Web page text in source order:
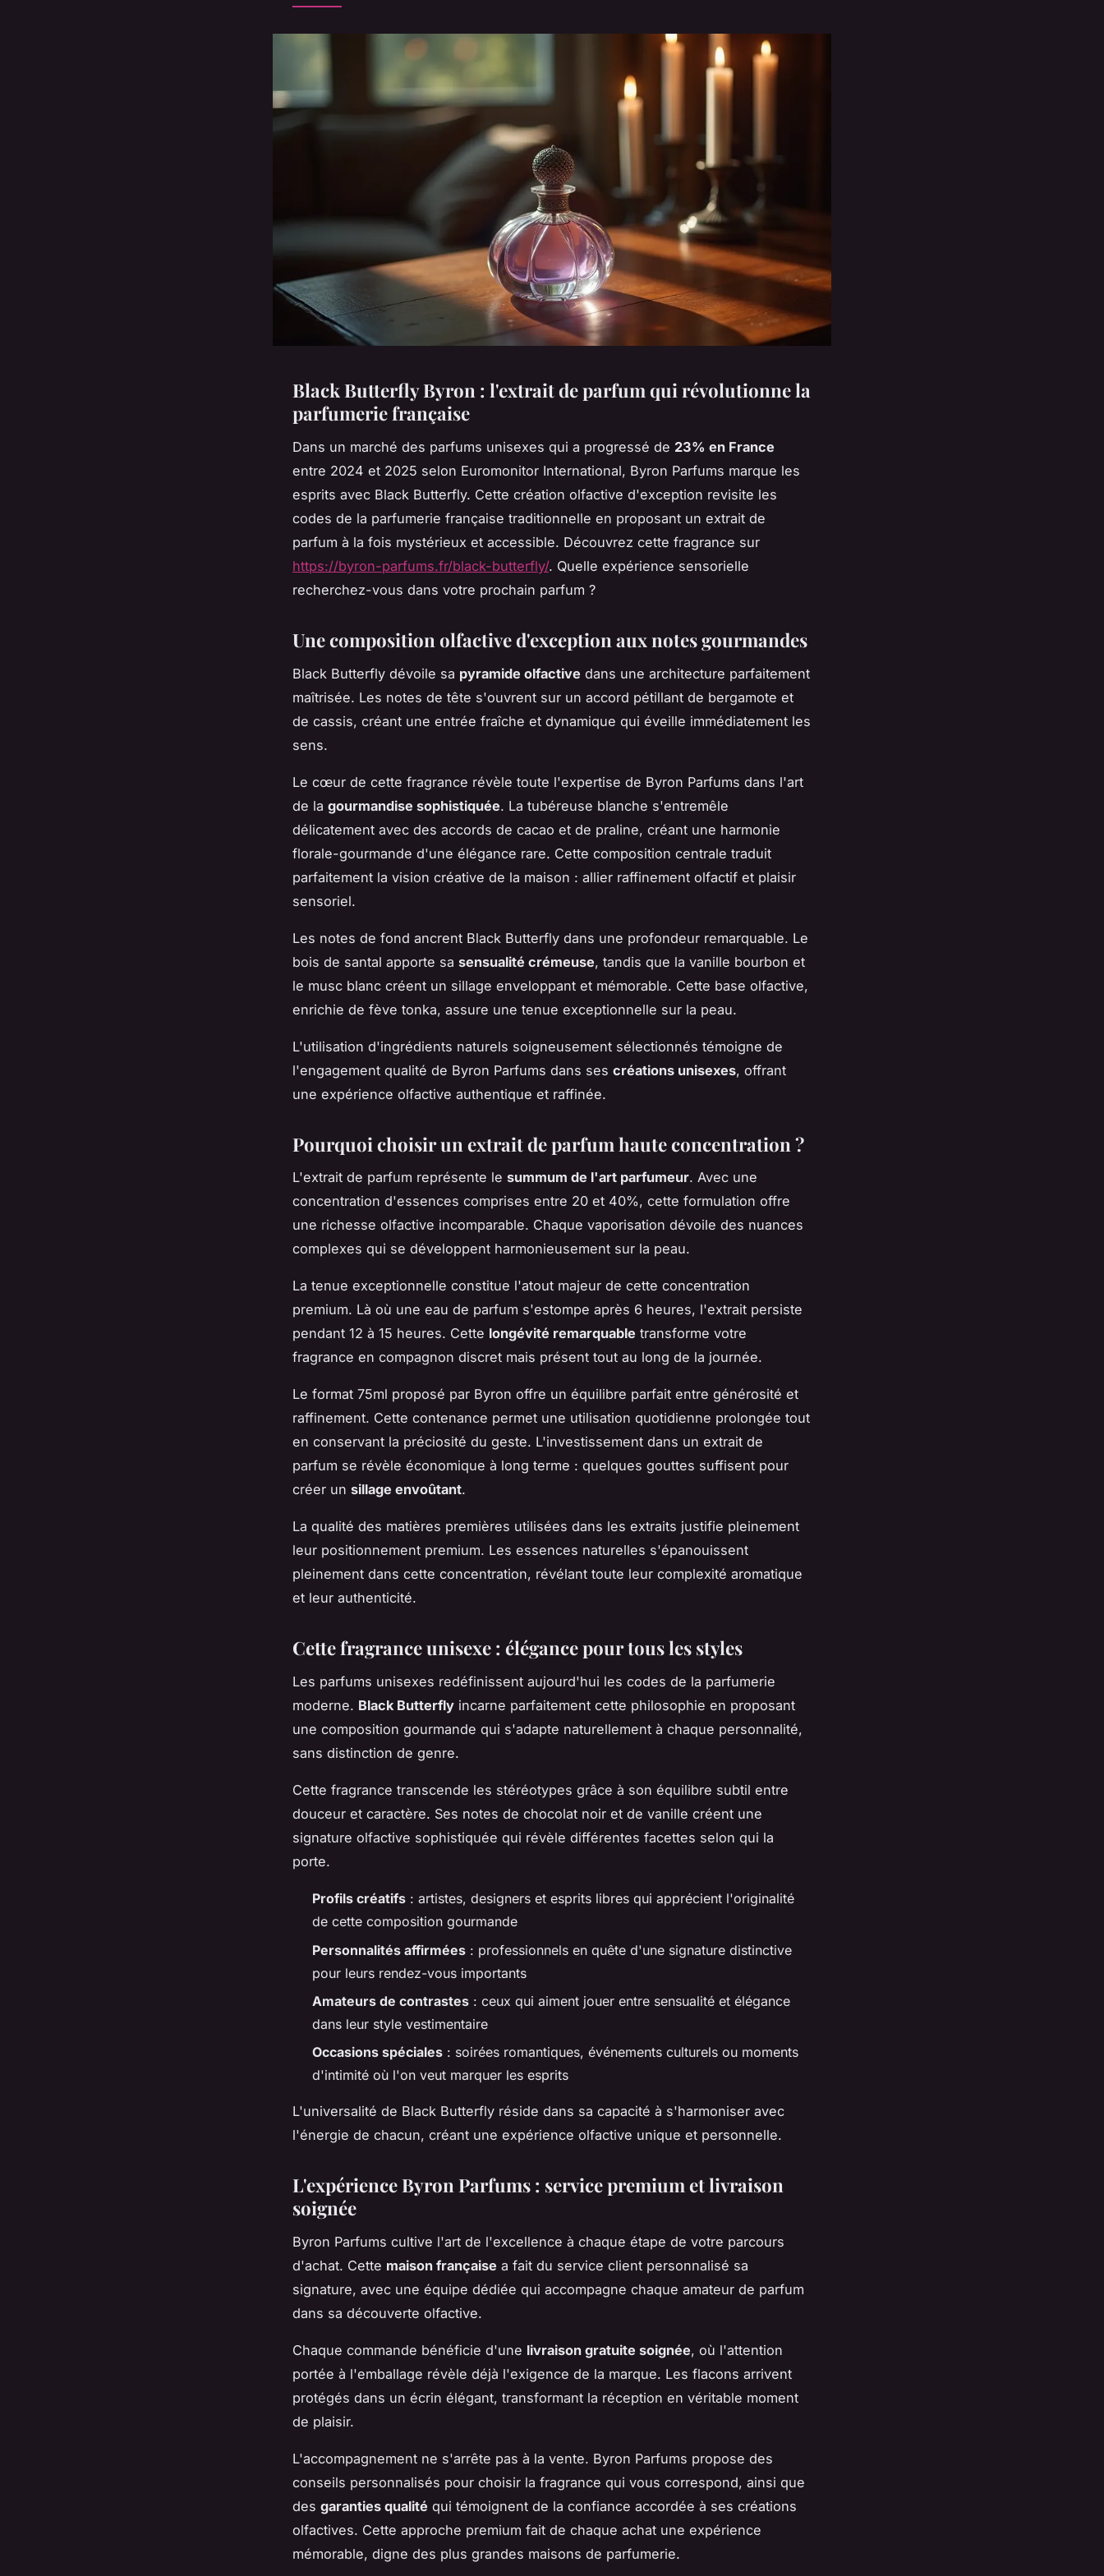
Black Butterfly Byron : l'extrait de parfum qui révolutionne la
parfumerie française
Dans un marché des parfums unisexes qui a progressé de 23% en France
entre 2024 et 2025 selon Euromonitor International, Byron Parfums marque les
esprits avec Black Butterfly. Cette création olfactive d'exception revisite les
codes de la parfumerie française traditionnelle en proposant un extrait de
parfum à la fois mystérieux et accessible. Découvrez cette fragrance sur
https://byron-parfums.fr/black-butterfly/. Quelle expérience sensorielle
recherchez-vous dans votre prochain parfum ?
Une composition olfactive d'exception aux notes gourmandes
Black Butterfly dévoile sa pyramide olfactive dans une architecture parfaitement
maîtrisée. Les notes de tête s'ouvrent sur un accord pétillant de bergamote et
de cassis, créant une entrée fraîche et dynamique qui éveille immédiatement les
sens.
Le cœur de cette fragrance révèle toute l'expertise de Byron Parfums dans l'art
de la gourmandise sophistiquée. La tubéreuse blanche s'entremêle
délicatement avec des accords de cacao et de praline, créant une harmonie
florale-gourmande d'une élégance rare. Cette composition centrale traduit
parfaitement la vision créative de la maison : allier raffinement olfactif et plaisir
sensoriel.
Les notes de fond ancrent Black Butterfly dans une profondeur remarquable. Le
bois de santal apporte sa sensualité crémeuse, tandis que la vanille bourbon et
le musc blanc créent un sillage enveloppant et mémorable. Cette base olfactive,
enrichie de fève tonka, assure une tenue exceptionnelle sur la peau.
L'utilisation d'ingrédients naturels soigneusement sélectionnés témoigne de
l'engagement qualité de Byron Parfums dans ses créations unisexes, offrant
une expérience olfactive authentique et raffinée.
Pourquoi choisir un extrait de parfum haute concentration ?
L'extrait de parfum représente le summum de l'art parfumeur. Avec une
concentration d'essences comprises entre 20 et 40%, cette formulation offre
une richesse olfactive incomparable. Chaque vaporisation dévoile des nuances
complexes qui se développent harmonieusement sur la peau.
La tenue exceptionnelle constitue l'atout majeur de cette concentration
premium. Là où une eau de parfum s'estompe après 6 heures, l'extrait persiste
pendant 12 à 15 heures. Cette longévité remarquable transforme votre
fragrance en compagnon discret mais présent tout au long de la journée.
Le format 75ml proposé par Byron offre un équilibre parfait entre générosité et
raffinement. Cette contenance permet une utilisation quotidienne prolongée tout
en conservant la préciosité du geste. L'investissement dans un extrait de
parfum se révèle économique à long terme : quelques gouttes suffisent pour
créer un sillage envoûtant.
La qualité des matières premières utilisées dans les extraits justifie pleinement
leur positionnement premium. Les essences naturelles s'épanouissent
pleinement dans cette concentration, révélant toute leur complexité aromatique
et leur authenticité.
Cette fragrance unisexe : élégance pour tous les styles
Les parfums unisexes redéfinissent aujourd'hui les codes de la parfumerie
moderne. Black Butterfly incarne parfaitement cette philosophie en proposant
une composition gourmande qui s'adapte naturellement à chaque personnalité,
sans distinction de genre.
Cette fragrance transcende les stéréotypes grâce à son équilibre subtil entre
douceur et caractère. Ses notes de chocolat noir et de vanille créent une
signature olfactive sophistiquée qui révèle différentes facettes selon qui la
porte.
Profils créatifs : artistes, designers et esprits libres qui apprécient l'originalité
de cette composition gourmande
Personnalités affirmées : professionnels en quête d'une signature distinctive
pour leurs rendez-vous importants
Amateurs de contrastes : ceux qui aiment jouer entre sensualité et élégance
dans leur style vestimentaire
Occasions spéciales : soirées romantiques, événements culturels ou moments
d'intimité où l'on veut marquer les esprits
L'universalité de Black Butterfly réside dans sa capacité à s'harmoniser avec
l'énergie de chacun, créant une expérience olfactive unique et personnelle.
L'expérience Byron Parfums : service premium et livraison
soignée
Byron Parfums cultive l'art de l'excellence à chaque étape de votre parcours
d'achat. Cette maison française a fait du service client personnalisé sa
signature, avec une équipe dédiée qui accompagne chaque amateur de parfum
dans sa découverte olfactive.
Chaque commande bénéficie d'une livraison gratuite soignée, où l'attention
portée à l'emballage révèle déjà l'exigence de la marque. Les flacons arrivent
protégés dans un écrin élégant, transformant la réception en véritable moment
de plaisir.
L'accompagnement ne s'arrête pas à la vente. Byron Parfums propose des
conseils personnalisés pour choisir la fragrance qui vous correspond, ainsi que
des garanties qualité qui témoignent de la confiance accordée à ses créations
olfactives. Cette approche premium fait de chaque achat une expérience
mémorable, digne des plus grandes maisons de parfumerie.